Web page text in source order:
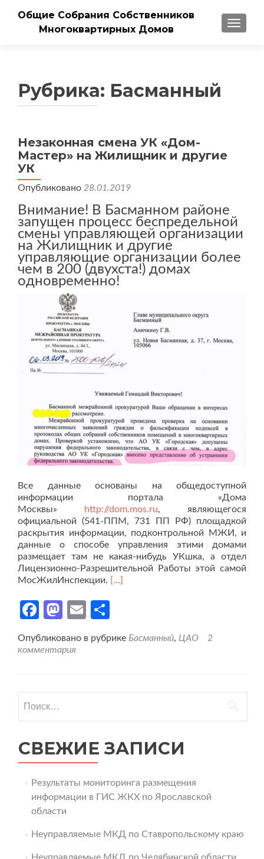
Общие Собрания Собственников
Многоквартирных Домов
Рубрика: Басманный
Незаконная смена УК «Дом-
Мастер» на Жилищник и другие
УК
Опубликовано 28.01.2019
Внимание! В Басманном районе
запущен процесс беспредельной
смены управляющей организации
на Жилищник и другие
управляющие организации более
чем в 200 (двухста!) домах
одновременно!
Все данные основаны на общедоступной
информации портала «Дома
Москвы» http://dom.mos.ru, являющегося
официальной (541-ППМ, 731 ПП РФ) площадкой
раскрытия информации, подконтрольной МЖИ, и
данные о способе управления этими домами
размещает там не какая-нибудь УКшка, а отдел
Лицензионно-Разрешительной Работы этой самой
МосЖилИнспекции. […]
Facebook
Mastodon
Email
Опубликовано в рубрике Басманный, ЦАО
2
комментария
СВЕЖИЕ ЗАПИСИ
Результаты мониторинга размещения
информации в ГИС ЖКХ по Ярославской
области
Неуправляемые МКД по Ставропольскому краю
Неуправляемые МКД по Челябинской области